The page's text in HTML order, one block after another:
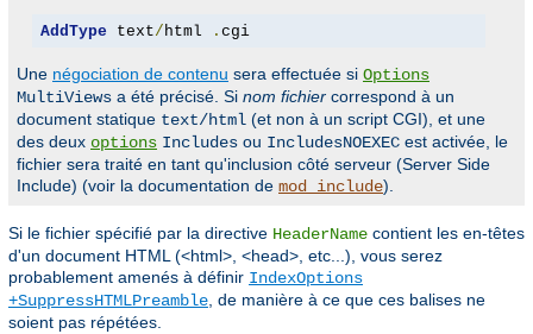
AddType text/ html . cgi
Une négociation de contenu sera effectuée si Options
MultiViews a été précisé. Si nom fichier correspond à un
document statique text/html (et non à un script CGI), et une
des deux options Includes ou IncludesNOEXEC est activée, le
fichier sera traité en tant qu'inclusion côté serveur (Server Side
Include) (voir la documentation de mod_include).
Si le fichier spécifié par la directive HeaderName contient les en-têtes
d'un document HTML (<html>, <head>, etc...), vous serez
probablement amenés à définir IndexOptions
+SuppressHTMLPreamble , de manière à ce que ces balises ne
soient pas répétées.